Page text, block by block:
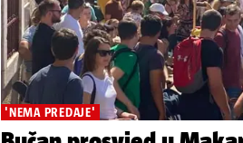
Optužnica protiv
rođaka: Zatočili
nisu joj dali da izađe
3